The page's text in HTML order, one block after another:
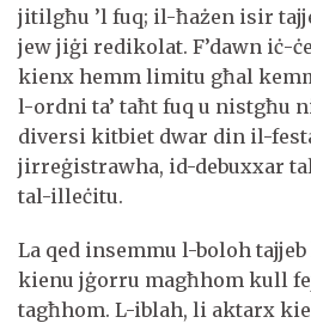
jitilgħu ’l fuq; il-ħażen isir
jew jiġi redikolat. F’dawn iċ-
kienx hemm limitu għal
l-ordni ta’ taħt fuq u nistgħu
diversi kitbiet dwar din il-
jirreġistrawha, id-debuxxar
tal-illeċitu.
La qed insemmu l-boloh
kienu jġorru magħhom kull
tagħhom. L-iblah, li aktarx